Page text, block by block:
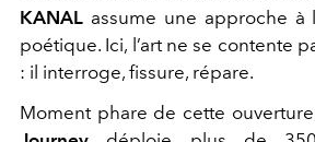
KANAL assume une approche
poétique. Ici, l’art ne se contente
: il interroge, fissure, répare.
Moment phare de cette